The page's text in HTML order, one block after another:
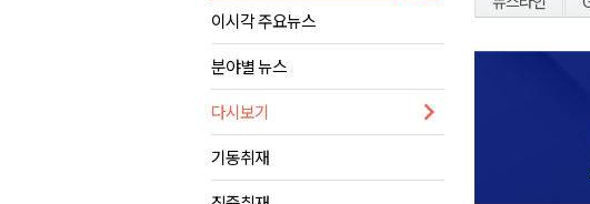
철원 백마고지역~월정리역 경원선 복원 재개
어젯밤 원주 아파트 정전..천 백여세대 불편
춘천시립 '장애아동전담어린이집' 개원
이시각 주요뉴스
분야별 뉴스
다시보기
기동취재